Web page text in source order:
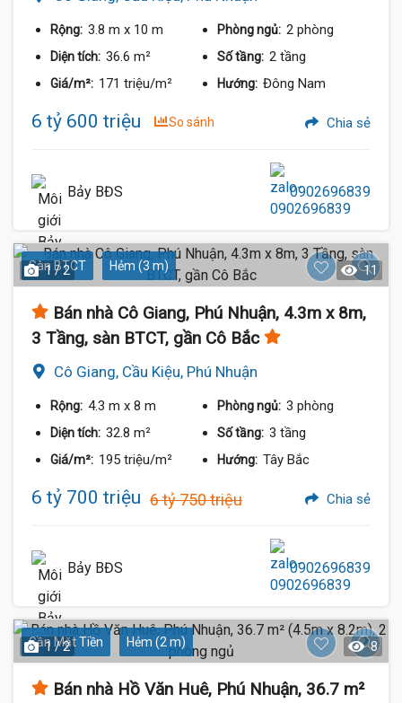
Rộng: 3.8 m x 10 m Phòng ngủ: 2 phòng
Diện tích: 36.6 m² Số tầng: 2 tầng
Giá/m²: 171 triệu/m² Hướng: Đông Nam
6 tỷ 600 triệu So sánh Chia sẻ
Bảy BĐS 0902696839
Sàn BTCT Hẻm (3 m)
1 / 2 11
Bán nhà Cô Giang, Phú Nhuận, 4.3m x 8m,
3 Tầng, sàn BTCT, gần Cô Bắc
Cô Giang, Cầu Kiệu, Phú Nhuận
Rộng: 4.3 m x 8 m Phòng ngủ: 3 phòng
Diện tích: 32.8 m² Số tầng: 3 tầng
Giá/m²: 195 triệu/m² Hướng: Tây Bắc
6 tỷ 700 triệu 6 tỷ 750 triệu Chia sẻ
Bảy BĐS 0902696839
Gần Mặt Tiền Hẻm (2 m)
1 / 2 8
Bán nhà Hồ Văn Huê, Phú Nhuận, 36.7 m²